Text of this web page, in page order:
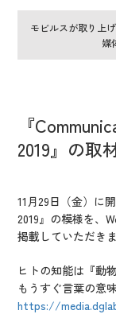
導入事
ユース
お役立
会社案内
IR情報
CX向上
モビルスが取り上
媒
『
2019』の取
11月29日（金）に
2019』の模様を、
掲載していただきま
ヒトの知能は『動
もうすぐ言葉の意
https://